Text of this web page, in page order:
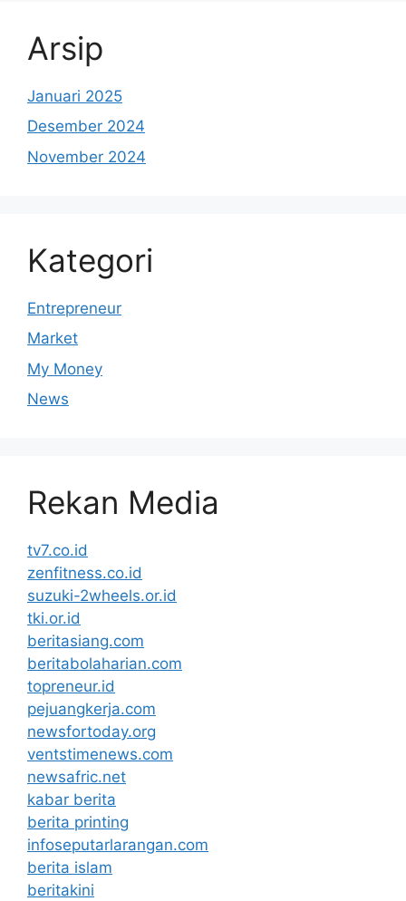
Arsip
Januari 2025
Desember 2024
November 2024
Kategori
Entrepreneur
Market
My Money
News
Rekan Media
tv7.co.id
zenfitness.co.id
suzuki-2wheels.or.id
tki.or.id
beritasiang.com
beritabolaharian.com
topreneur.id
pejuangkerja.com
newsfortoday.org
ventstimenews.com
newsafric.net
kabar berita
berita printing
infoseputarlarangan.com
berita islam
beritakini